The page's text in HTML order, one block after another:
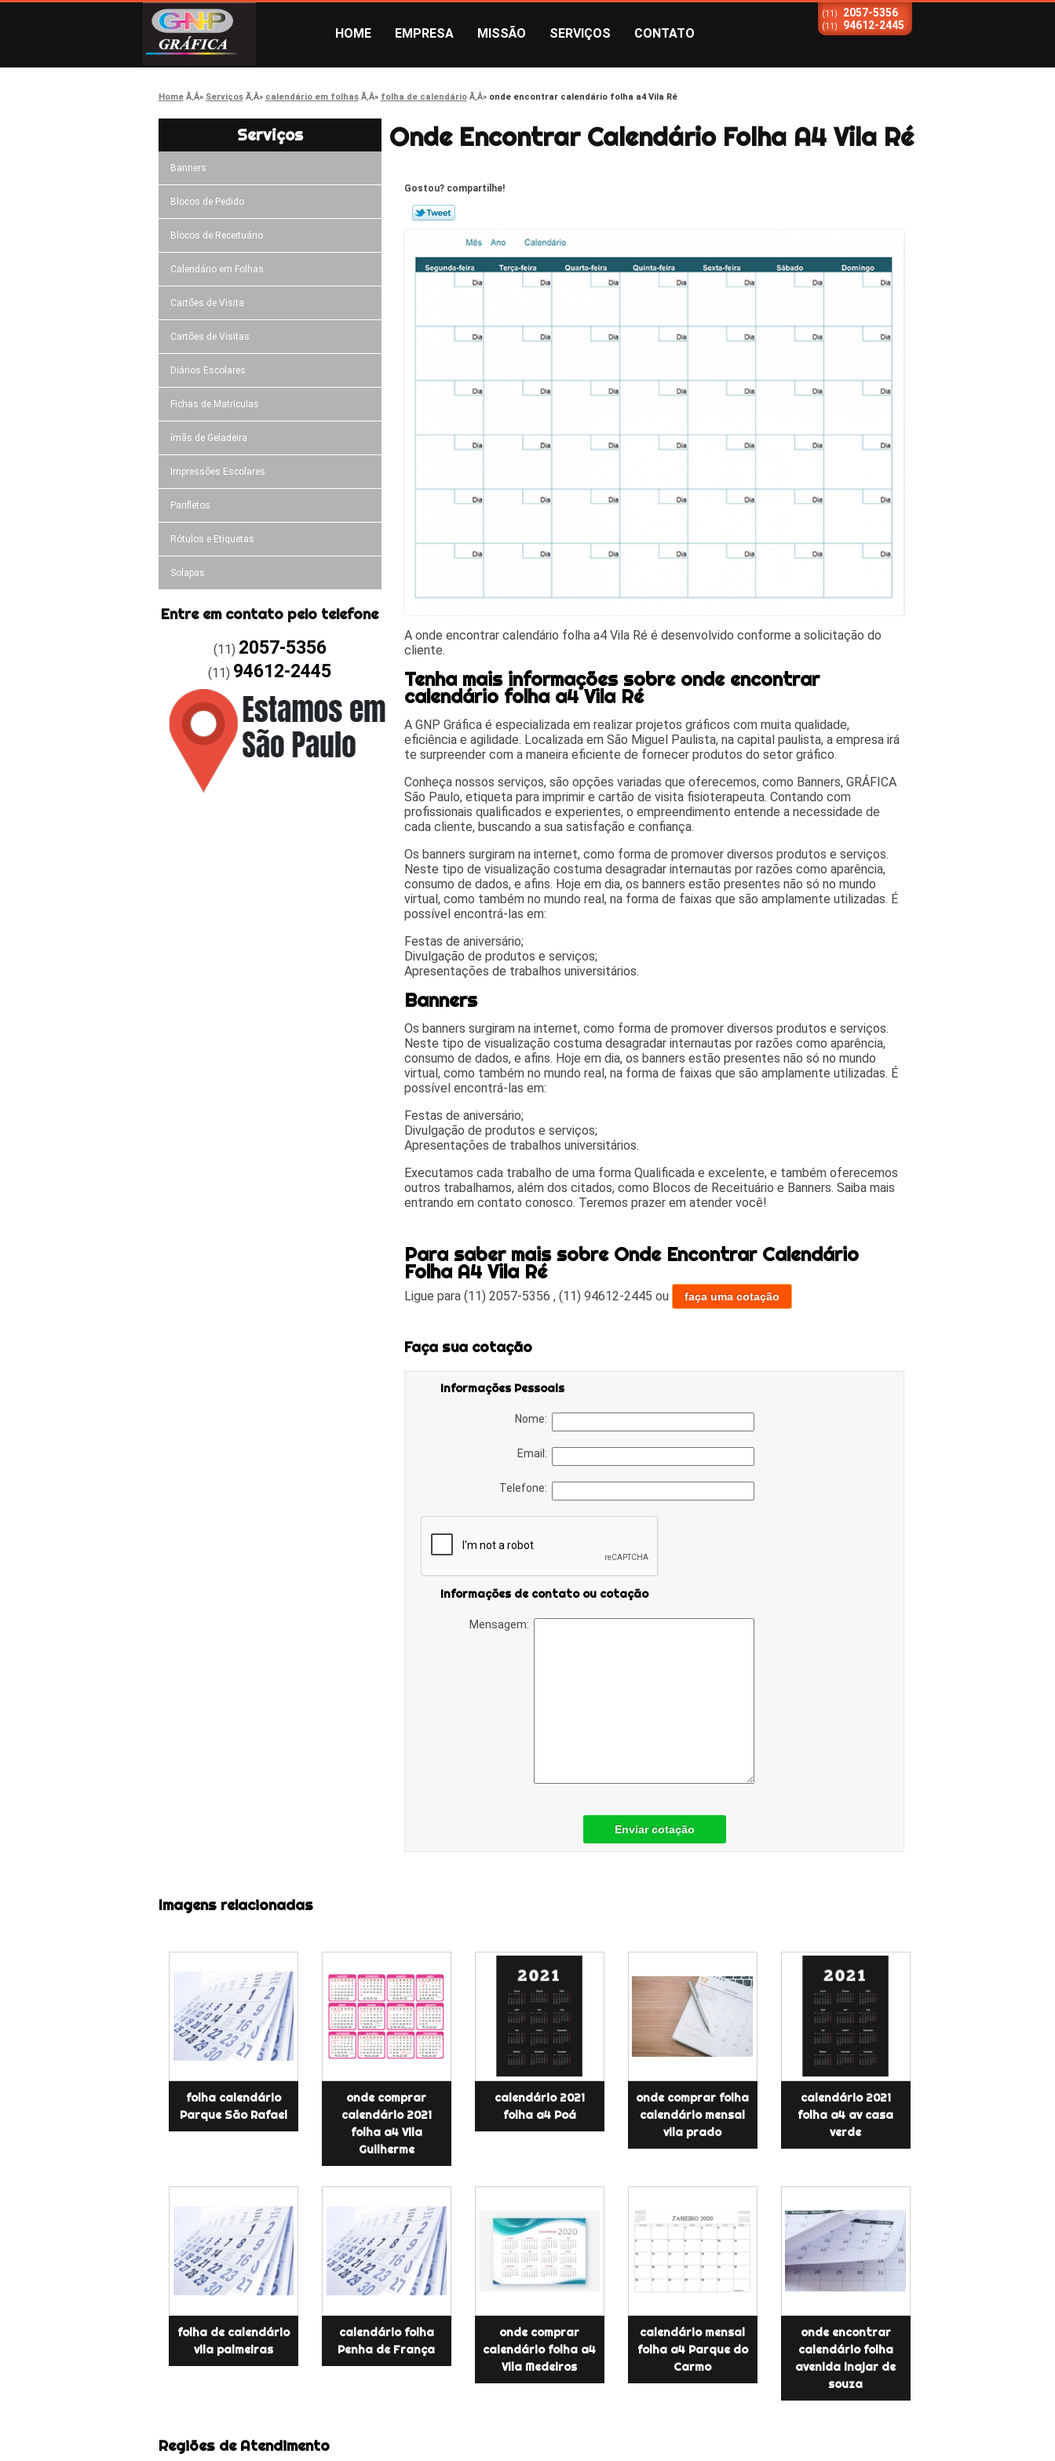
HOME EMPRESA MISSÃO SERVIÇOS CONTATO
(11) 2057-5356
(11) 94612-2445
Home Serviços calendário em folhas folha de calendário onde encontrar calendário folha a4 Vila Ré
Serviços
Banners
Blocos de Pedido
Blocos de Receituário
Calendário em Folhas
Cartões de Visita
Cartões de Visitas
Diários Escolares
Fichas de Matrículas
ímãs de Geladeira
Impressões Escolares
Panfletos
Rótulos e Etiquetas
Solapas
Entre em contato pelo telefone
(11) 2057-5356
(11) 94612-2445
Onde Encontrar Calendário Folha A4 Vila Ré
Gostou? compartilhe!
A onde encontrar calendário folha a4 Vila Ré é desenvolvido conforme a solicitação do
cliente.
Tenha mais informações sobre onde encontrar
calendário folha a4 Vila Ré
A GNP Gráfica é especializada em realizar projetos gráficos com muita qualidade,
eficiência e agilidade. Localizada em São Miguel Paulista, na capital paulista, a empresa irá
te surpreender com a maneira eficiente de fornecer produtos do setor gráfico.
Conheça nossos serviços, são opções variadas que oferecemos, como Banners, GRÁFICA
São Paulo, etiqueta para imprimir e cartão de visita fisioterapeuta. Contando com
profissionais qualificados e experientes, o empreendimento entende a necessidade de
cada cliente, buscando a sua satisfação e confiança.
Os banners surgiram na internet, como forma de promover diversos produtos e serviços.
Neste tipo de visualização costuma desagradar internautas por razões como aparência,
consumo de dados, e afins. Hoje em dia, os banners estão presentes não só no mundo
virtual, como também no mundo real, na forma de faixas que são amplamente utilizadas. É
possível encontrá-las em:
Festas de aniversário;
Divulgação de produtos e serviços;
Apresentações de trabalhos universitários.
Banners
Os banners surgiram na internet, como forma de promover diversos produtos e serviços.
Neste tipo de visualização costuma desagradar internautas por razões como aparência,
consumo de dados, e afins. Hoje em dia, os banners estão presentes não só no mundo
virtual, como também no mundo real, na forma de faixas que são amplamente utilizadas. É
possível encontrá-las em:
Festas de aniversário;
Divulgação de produtos e serviços;
Apresentações de trabalhos universitários.
Executamos cada trabalho de uma forma Qualificada e excelente, e também oferecemos
outros trabalhamos, além dos citados, como Blocos de Receituário e Banners. Saiba mais
entrando em contato conosco. Teremos prazer em atender você!
Para saber mais sobre Onde Encontrar Calendário
Folha A4 Vila Ré
Ligue para(11) 2057-5356 ,(11) 94612-2445 ou faça uma cotação
Faça sua cotação
Informações Pessoais
Nome:
Email:
Telefone:
Informações de contato ou cotação
Mensagem:
Enviar cotação
Imagens relacionadas
folha calendário
Parque São Rafael
onde comprar
calendário 2021
folha a4 Vila
Guilherme
calendário 2021
folha a4 Poá
onde comprar folha
calendário mensal
vila prado
calendário 2021
folha a4 av casa
verde
folha de calendário
vila palmeiras
calendário folha
Penha de França
onde comprar
calendário folha a4
Vila Medeiros
calendário mensal
folha a4 Parque do
Carmo
onde encontrar
calendário folha
avenida inajar de
souza
Regiões de Atendimento